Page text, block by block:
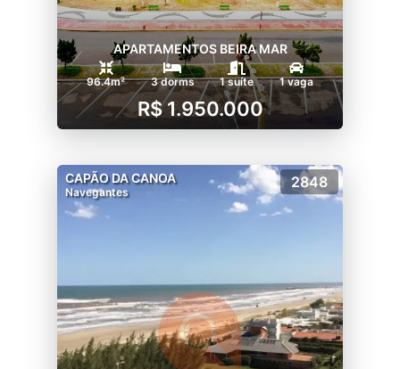
APARTAMENTOS BEIRA MAR
96.4m² 3 dorms 1 suíte 1 vaga
R$ 1.950.000
CAPÃO DA CANOA
Navegantes
2848